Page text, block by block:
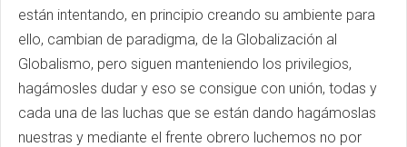
están intentando, en principio creando su ambiente para
ello, cambian de paradigma, de la Globalización al
Globalismo, pero siguen manteniendo los privilegios,
hagámosles dudar y eso se consigue con unión, todas y
cada una de las luchas que se están dando hagámoslas
nuestras y mediante el frente obrero luchemos no por